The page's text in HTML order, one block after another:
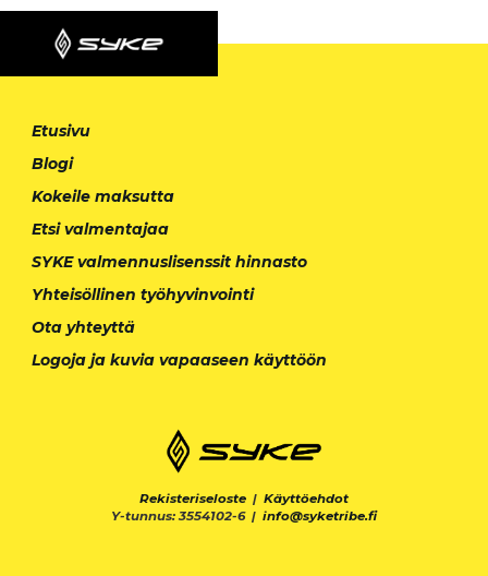
Etusivu
Blogi
Kokeile maksutta
Etsi valmentajaa
SYKE valmennuslisenssit hinnasto
Yhteisöllinen työhyvinvointi
Ota yhteyttä
Logoja ja kuvia vapaaseen käyttöön
Rekisteriseloste | Käyttöehdot
Y-tunnus: 3554102-6 | info@syketribe.fi